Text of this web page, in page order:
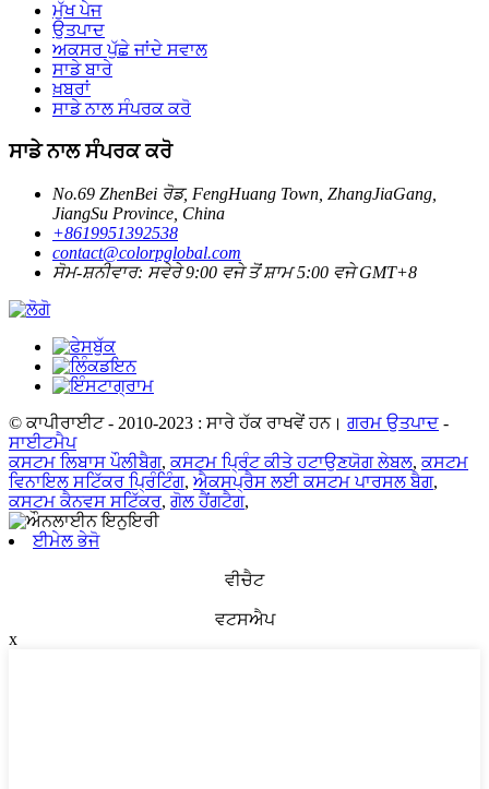
ਮੁੱਖ ਪੇਜ
ਉਤਪਾਦ
ਅਕਸਰ ਪੁੱਛੇ ਜਾਂਦੇ ਸਵਾਲ
ਸਾਡੇ ਬਾਰੇ
ਖ਼ਬਰਾਂ
ਸਾਡੇ ਨਾਲ ਸੰਪਰਕ ਕਰੋ
ਸਾਡੇ ਨਾਲ ਸੰਪਰਕ ਕਰੋ
No.69 ZhenBei ਰੋਡ, FengHuang Town, ZhangJiaGang,
JiangSu Province, China
+8619951392538
contact@colorpglobal.com
ਸੋਮ-ਸ਼ਨੀਵਾਰ: ਸਵੇਰੇ 9:00 ਵਜੇ ਤੋਂ ਸ਼ਾਮ 5:00 ਵਜੇ GMT+8
© ਕਾਪੀਰਾਈਟ - 2010-2023 : ਸਾਰੇ ਹੱਕ ਰਾਖਵੇਂ ਹਨ। ਗਰਮ ਉਤਪਾਦ -
ਸਾਈਟਮੈਪ
ਕਸਟਮ ਲਿਬਾਸ ਪੌਲੀਬੈਗ,ਕਸਟਮ ਪ੍ਰਿੰਟ ਕੀਤੇ ਹਟਾਉਣਯੋਗ ਲੇਬਲ,ਕਸਟਮ
ਵਿਨਾਇਲ ਸਟਿੱਕਰ ਪ੍ਰਿੰਟਿੰਗ, ਐਕਸਪ੍ਰੈਸ ਲਈ ਕਸਟਮ ਪਾਰਸਲ ਬੈਗ,
ਕਸਟਮ ਕੈਨਵਸ ਸਟਿੱਕਰ, ਗੋਲ ਹੈਂਗਟੈਗ,
ਈਮੇਲ ਭੇਜੋ
ਵੀਚੈਟ
ਵਟਸਐਪ
x